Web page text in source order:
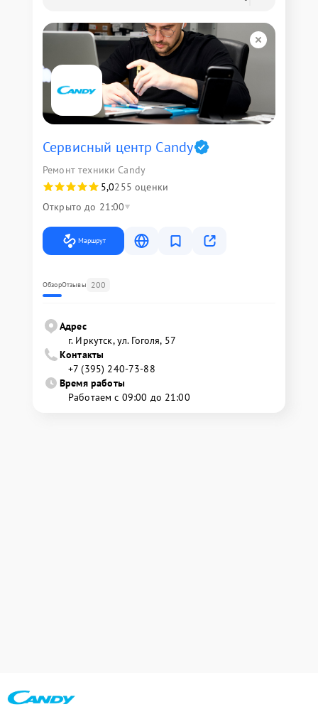
Сервисный центр Candy
Ремонт техники Candy
5,0255 оценки
Открыто до 21:00
Маршрут
ОбзорОтзывы 200
Адрес
г. Иркутск, ул. ​Гоголя, 57
Контакты
+7 (395) 240-73-88
Время работы
Работаем с 09:00 до 21:00